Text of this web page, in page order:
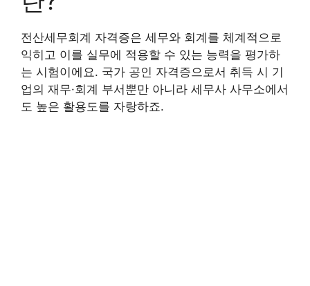
전산세무회계 자격증은 세무와 회계를 체계적으로
익히고 이를 실무에 적용할 수 있는 능력을 평가하
는 시험이에요. 국가 공인 자격증으로서 취득 시 기
업의 재무·회계 부서뿐만 아니라 세무사 사무소에서
도 높은 활용도를 자랑하죠.